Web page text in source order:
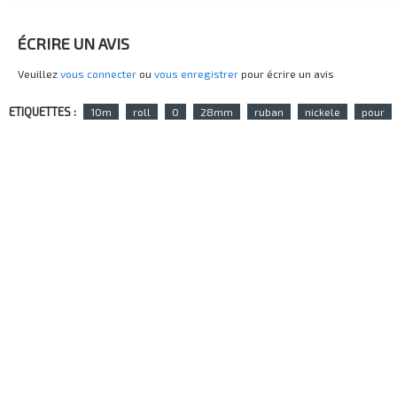
ÉCRIRE UN AVIS
Veuillez vous connecter ou vous enregistrer pour écrire un avis
ETIQUETTES : 10m roll 0 28mm ruban nickele pour